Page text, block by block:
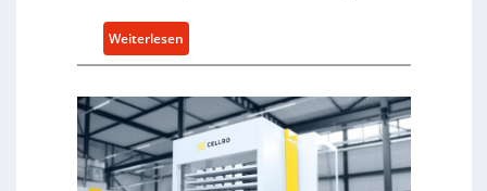
Weiterlesen:
M
c
h
n